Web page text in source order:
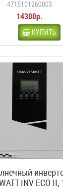
4715101260003
14300р.
КУПИТЬ
INV ECO